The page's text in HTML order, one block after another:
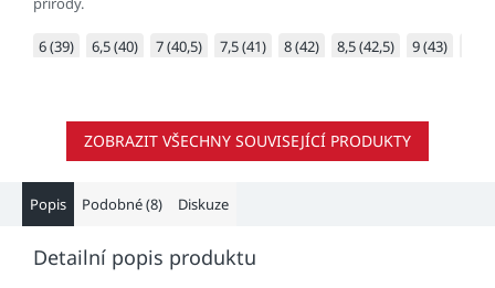
6 (39) 6,5 (40) 7 (40,5) 7,5 (41) 8 (42) 8,5 (42,5) 9 (43)
ZOBRAZIT VŠECHNY SOUVISEJÍCÍ PRODUKTY
Popis Podobné (8) Diskuze
Detailní popis produktu